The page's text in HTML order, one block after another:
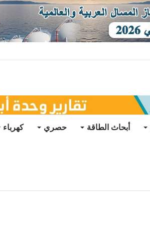
أبحاث الطاقة حصري كهرباء